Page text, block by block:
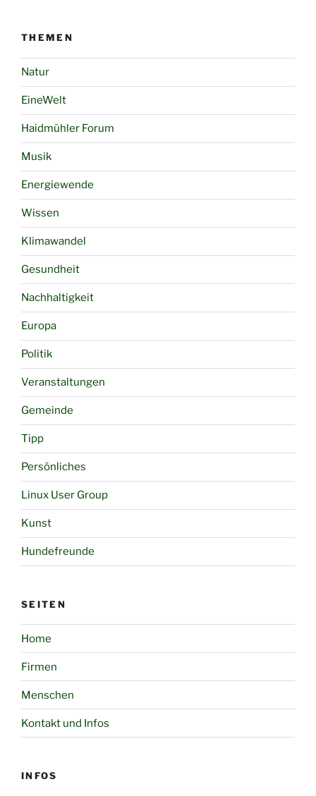
THEMEN
Natur
EineWelt
Haidmühler Forum
Musik
Energiewende
Wissen
Klimawandel
Gesundheit
Nachhaltigkeit
Europa
Politik
Veranstaltungen
Gemeinde
Tipp
Persönliches
Linux User Group
Kunst
Hundefreunde
SEITEN
Home
Firmen
Menschen
Kontakt und Infos
INFOS